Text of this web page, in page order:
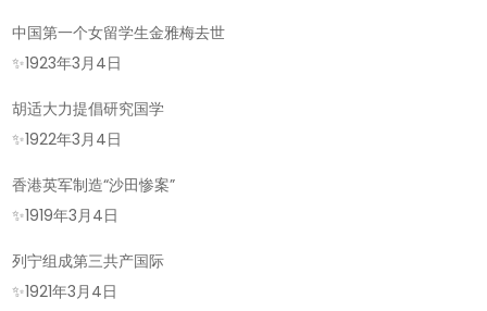
中国第一个女留学生金雅梅去世
✨1923年3月4日
胡适大力提倡研究国学
✨1922年3月4日
香港英军制造“沙田惨案”
✨1919年3月4日
列宁组成第三共产国际
✨1921年3月4日